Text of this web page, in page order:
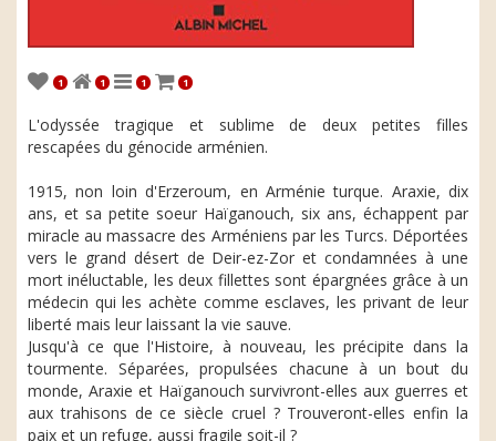
1 1 1 1
L'odyssée tragique et sublime de deux petites filles
rescapées du génocide arménien.
1915, non loin d'Erzeroum, en Arménie turque. Araxie, dix
ans, et sa petite soeur Haïganouch, six ans, échappent par
miracle au massacre des Arméniens par les Turcs. Déportées
vers le grand désert de Deir-ez-Zor et condamnées à une
mort inéluctable, les deux fillettes sont épargnées grâce à un
médecin qui les achète comme esclaves, les privant de leur
liberté mais leur laissant la vie sauve.
Jusqu'à ce que l'Histoire, à nouveau, les précipite dans la
tourmente. Séparées, propulsées chacune à un bout du
monde, Araxie et Haïganouch survivront-elles aux guerres et
aux trahisons de ce siècle cruel ? Trouveront-elles enfin la
paix et un refuge, aussi fragile soit-il ?